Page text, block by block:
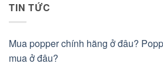
TIN TỨC
Mua popper chính hãng ở đâu?
mua ở đâu?